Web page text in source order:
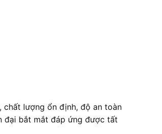
chất lượng ổn định, độ an toàn
đại bắt mắt đáp ứng được tất